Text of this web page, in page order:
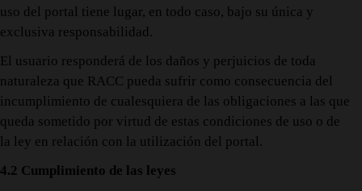
uso del portal tiene lugar, en todo caso, bajo su única y
exclusiva responsabilidad.
El usuario responderá de los daños y perjuicios de toda
naturaleza que RACC pueda sufrir como consecuencia del
incumplimiento de cualesquiera de las obligaciones a las que
queda sometido por virtud de estas condiciones de uso o de
la ley en relación con la utilización del portal.
4.2 Cumplimiento de las leyes